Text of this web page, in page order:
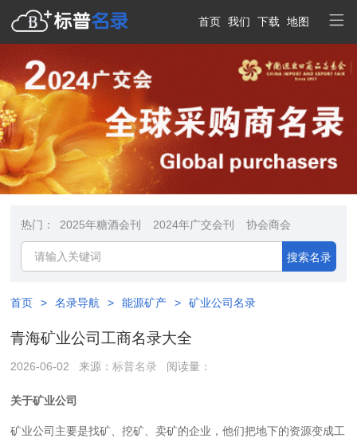
首页 我们 下载 地图
热门： 2025年糖酒会刊 2024年广交会刊 协会商会
搜索名录
首页 > 名录导航 > 能源矿产 > 矿业公司名录
青海矿业公司工商名录大全
2026-06-02 来源：标普名录 阅读量：
关于矿业公司
矿业公司主要是‌找矿、挖矿、卖矿‌的企业，他们把地下的资源变成工